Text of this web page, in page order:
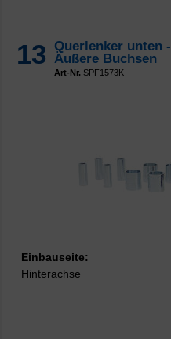
13
Querlenker unten
Äußere Buchsen
Art-Nr. SPF1573K
Einbauseite:
Hinterachse